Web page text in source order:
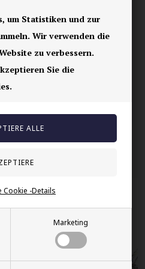
um Statistiken und zur
Wir verwenden die
zu verbessern.
Sie die
Marketing
Cookie -Details
gekauft